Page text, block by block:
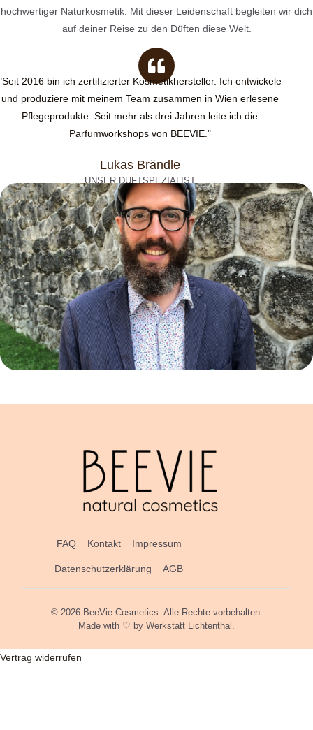
hochwertiger Naturkosmetik. Mit dieser Leidenschaft begleiten wir dich
auf deiner Reise zu den Düften diese Welt.
2016 bin ich zertifizierter Kosmetikhersteller. Ich entwickele
und produziere mit meinem Team zusammen in Wien erlesene
Pflegeprodukte. Seit mehr als drei Jahren leite ich die
Parfumworkshops von BEEVIE."
Lukas Brändle
UNSER DUFTSPEZIALIST
FAQ Kontakt Impressum
Datenschutzerklärung AGB
© 2026 BeeVie Cosmetics. Alle Rechte vorbehalten.
Made with ♡ by Werkstatt Lichtenthal
Vertrag widerrufen